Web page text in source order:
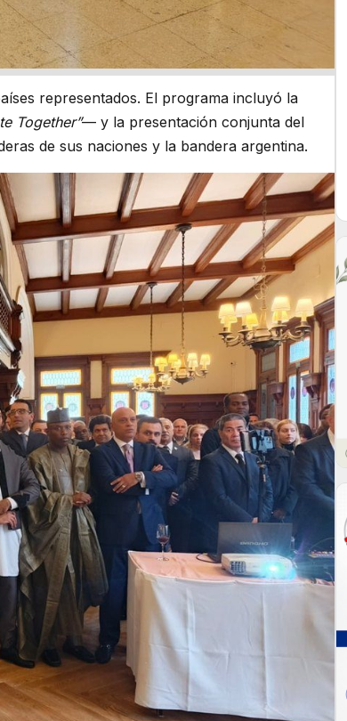
representados. El programa incluyó la
Together”— y la presentación conjunta del
de sus naciones y la bandera argentina.